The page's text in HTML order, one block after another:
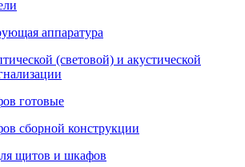
аппаратура
(световой) и акустической
готовые
сборной конструкции
щитов и шкафов